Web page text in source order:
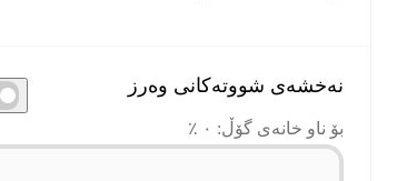
نەخشەی شووتەکانی وەرز
بۆ ناو خانەی گۆڵ: ٠ ٪